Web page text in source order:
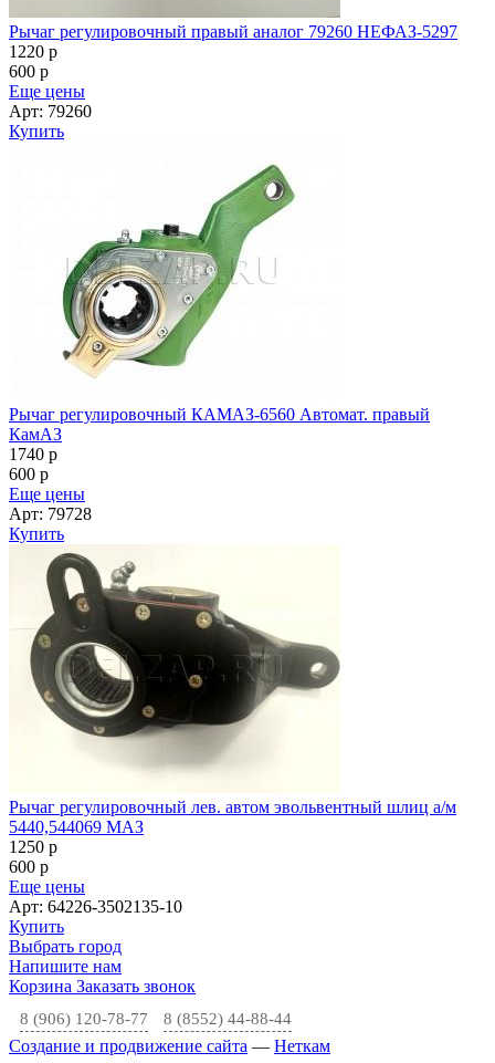
Рычаг регулировочный правый аналог 79260 НЕФАЗ-5297
1220 p
600 p
Еще цены
Арт: 79260
Купить
Рычаг регулировочный КАМАЗ-6560 Автомат. правый
КамАЗ
1740 p
600 p
Еще цены
Арт: 79728
Купить
Рычаг регулировочный лев. автом эвольвентный шлиц а/м
5440,544069 МАЗ
1250 p
600 p
Еще цены
Арт: 64226-3502135-10
Купить
Выбрать город
Напишите нам
Корзина Заказать звонок
8 (906) 120-78-77 8 (8552) 44-88-44
Создание и продвижение сайта — Неткам